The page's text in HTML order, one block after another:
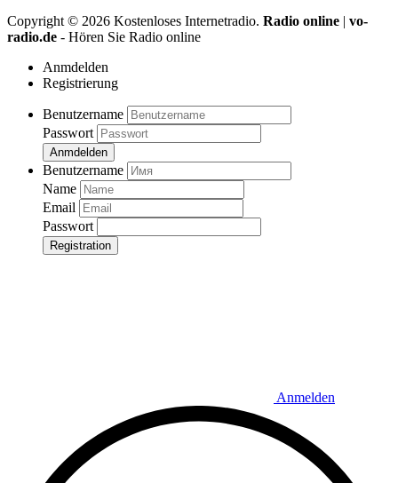
Copyright © 2026 Kostenloses Internetradio. Radio online | vo-
radio.de - Hören Sie Radio online
Anmdelden
Registrierung
Benutzername
Passwort
Anmdelden
Benutzername
Name
Email
Passwort
Registration
Anmelden